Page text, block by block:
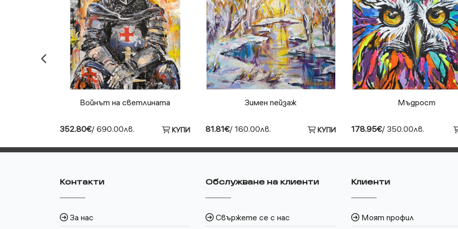
Войнът на светлината
352.80€/ 690.00лв. КУПИ
Зимен пейзаж
81.81€/ 160.00лв. КУПИ
Мъдрост
178.95€/ 350.00лв.
Контакти
За нас
Обслужване на клиенти
Свържете се с нас
Клиенти
Моят профил